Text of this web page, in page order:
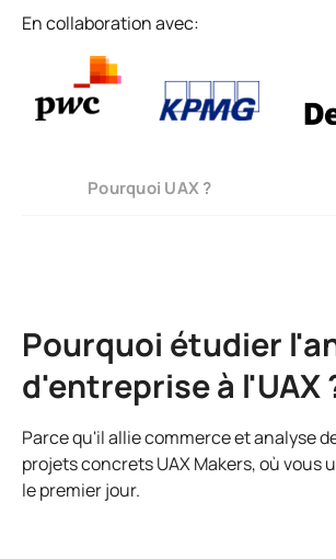
En collaboration avec:
Pourquoi UAX ?
Pourquoi étudier
d'entreprise à l'UAX
Parce qu'il allie commerce et analyse
projets concrets UAX Makers, où vous
le premier jour.